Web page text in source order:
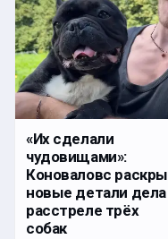
«Их сделали
чудовищами»:
Коноваловс
новые детали дела
расстреле трёх
собак